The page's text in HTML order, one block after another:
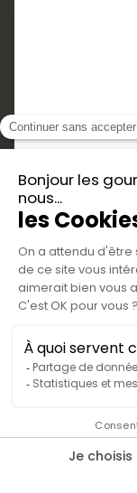
Services
Routes
Partenaires
Presse
Créer votre
Politique de
Conditions
Médiateur de la
Rejoignez-nous
Nos